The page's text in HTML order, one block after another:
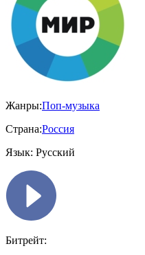
Жанры:Поп-музыка
Страна:Россия
Язык: Русский
Битрейт: